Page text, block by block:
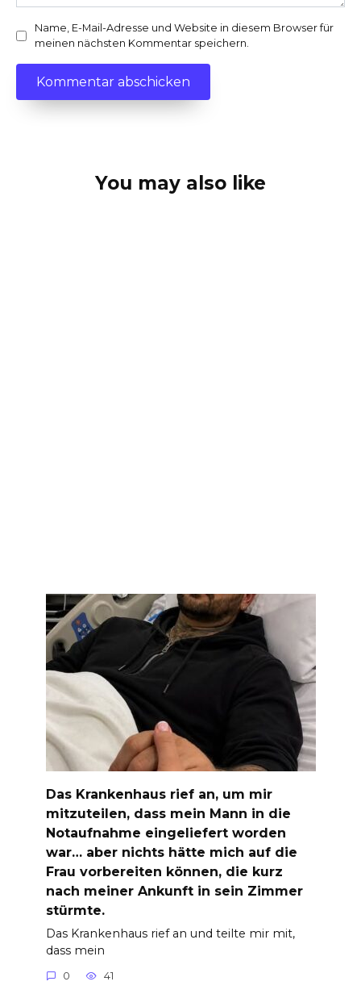
Name, E-Mail-Adresse und Website in diesem Browser für
meinen nächsten Kommentar speichern.
You may also like
Das Krankenhaus rief an, um mir
mitzuteilen, dass mein Mann in die
Notaufnahme eingeliefert worden
war… aber nichts hätte mich auf die
Frau vorbereiten können, die kurz
nach meiner Ankunft in sein Zimmer
stürmte.
Das Krankenhaus rief an und teilte mir mit,
dass mein
0 41